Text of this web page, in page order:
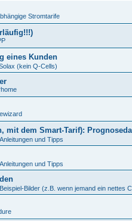
Stromtarife
eines Kunden
(kein Q-Cells)
mit dem Smart-Tarif):
Anleitungen und Tipps
Anleitungen und Tipps
Beispiel-Bilder (z.B. wenn jemand ein nettes